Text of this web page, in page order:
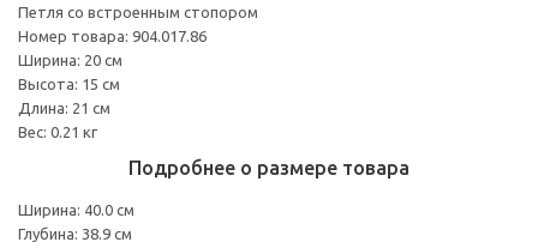
Петля со встроенным стопором
Номер товара: 904.017.86
Ширина: 20 см
Высота: 15 см
Длина: 21 см
Вес: 0.21 кг
Подробнее о размере товара
Ширина: 40.0 см
Глубина: 38.9 см